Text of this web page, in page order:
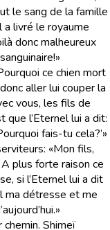
le sang de la famille
a livré le royaume
donc malheureux
ce chien mort
aller lui couper la
vous, les fils de
que l’Eternel lui a dit:
fais-tu cela?’»
«Mon fils,
plus forte raison ce
si l’Eternel lui a dit
ma détresse et me
Shimeï